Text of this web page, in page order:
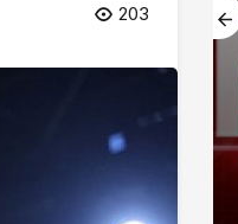
203